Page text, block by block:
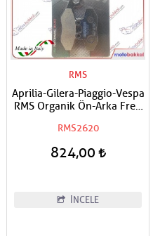
RMS
Aprilia-Gilera-Piaggio-Vespa
RMS Organik Ön-Arka Fren
RMS2620
824,00
İNCELE